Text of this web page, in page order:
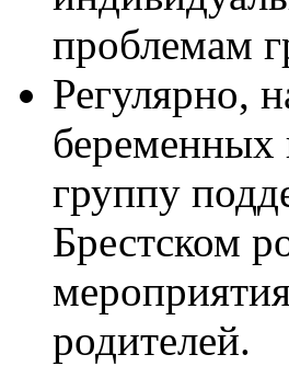
проблемам
Регулярно,
беременных
группу
Брестском
родителей.